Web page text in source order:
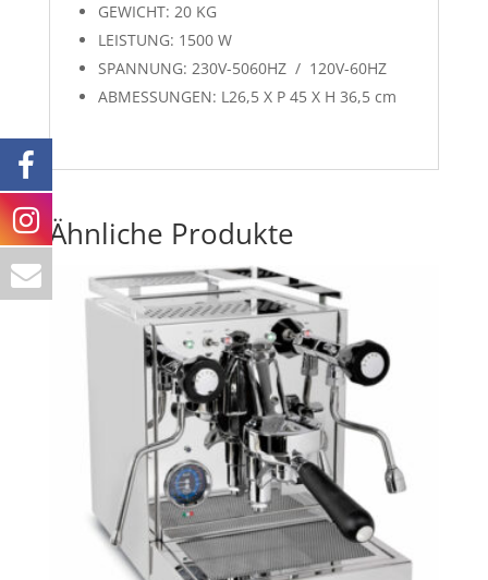
GEWICHT: 20 KG
LEISTUNG: 1500 W
SPANNUNG: 230V-5060HZ / 120V-60HZ
ABMESSUNGEN: L26,5 X P 45 X H 36,5 cm
Ähnliche Produkte